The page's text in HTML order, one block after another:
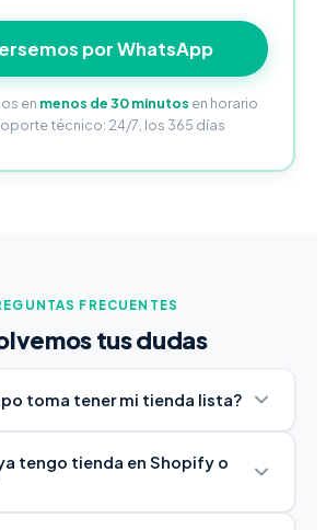
por WhatsApp
en menos de 30 minutos en horario
técnico: 24/7, los 365 días
FRECUENTES
tus dudas
toma tener mi tienda lista?
más complejos como Expande
depende del alcance del proyecto,
una primera versión funcional en
tengo tienda en Shopify o